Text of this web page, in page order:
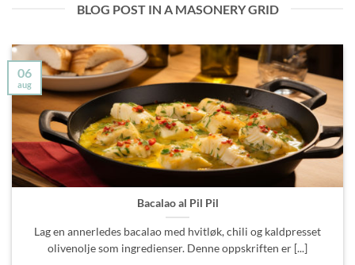
BLOG POST IN A MASONERY GRID
Bacalao al Pil Pil
Lag en annerledes bacalao med hvitløk, chili og kaldpresset
olivenolje som ingredienser. Denne oppskriften er [...]
06
aug